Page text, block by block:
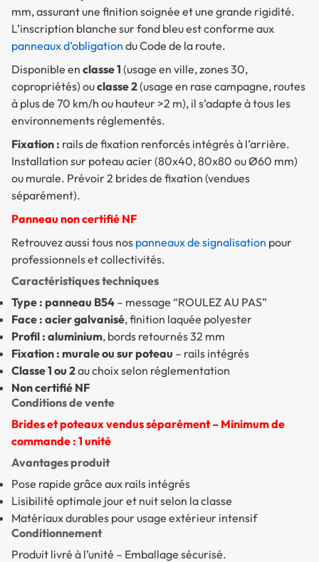
mm, assurant une finition soignée et une grande rigidité.
L’inscription blanche sur fond bleu est conforme aux
panneaux d’obligation du Code de la route.
Disponible en classe 1 (usage en ville, zones 30,
copropriétés) ouclasse 2(usage en rase campagne, routes
à plus de 70 km/h ou hauteur >2 m), il s’adapte à tous les
environnements réglementés.
Fixation : rails de fixation renforcés intégrés à l’arrière.
Installation sur poteau acier (80x40, 80x80 ou Ø60 mm)
ou murale. Prévoir 2 brides de fixation (vendues
séparément).
Panneau non certifié NF
Retrouvez aussi tous nos panneaux de signalisation pour
professionnels et collectivités.
Caractéristiques techniques
Type : panneau B54 – message “ROULEZ AU PAS”
Face : acier galvanisé, finition laquée polyester
Profil : aluminium, bords retournés 32 mm
Fixation : murale ou sur poteau – rails intégrés
Classe 1 ou 2au choix selon réglementation
Non certifié NF
Conditions de vente
Brides et poteaux vendus séparément – Minimum de
commande : 1 unité
Avantages produit
Pose rapide grâce aux rails intégrés
Lisibilité optimale jour et nuit selon la classe
Matériaux durables pour usage extérieur intensif
Conditionnement
Produit livré à l’unité – Emballage sécurisé.